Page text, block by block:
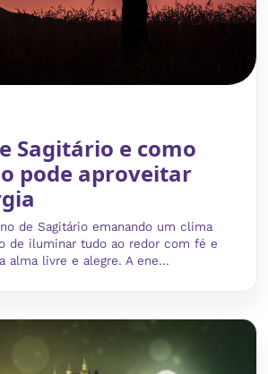
Sagitário e como
pode aproveitar
de Sagitário emanando um clima
de iluminar tudo ao redor com fé e
alma livre e alegre. A ene...